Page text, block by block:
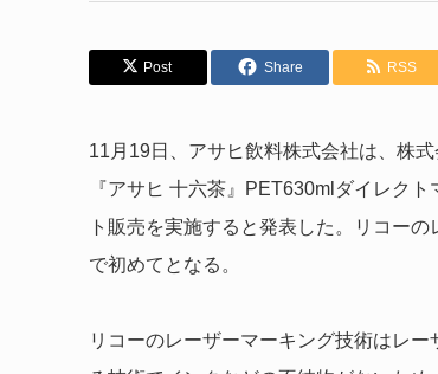
Post Share RSS
11月19日、アサヒ飲料株式会社は、株
『アサヒ 十六茶』PET630mlダイレク
ト販売を実施すると発表した。リコー
で初めてとなる。
リコーのレーザーマーキング技術はレ